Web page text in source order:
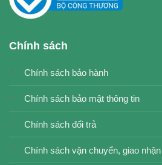
Chính sách
Chính sách bảo hành
Chính sách bảo mật thông tin
Chính sách đổi trả
Chính sách vận chuyển, giao nhận